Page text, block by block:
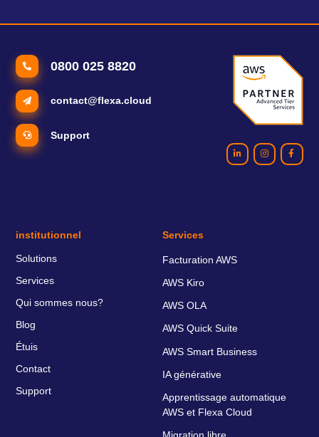
0800 025 8820
contact@flexa.cloud
Support
institutionnel
Solutions
Services
Qui sommes nous?
Blog
Étuis
Contact
Support
Services
Facturation AWS
AWS Kiro
AWS OLA
AWS Quick Suite
AWS Smart Business
IA générative
Apprentissage automatique
AWS et Flexa Cloud